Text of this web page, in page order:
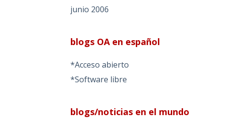
junio 2006
blogs OA en español
*Acceso abierto
*Software libre
blogs/noticias en el mundo